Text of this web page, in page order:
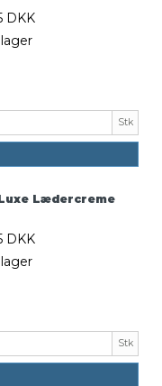
DKK
Stk
Lædercreme
DKK
Stk